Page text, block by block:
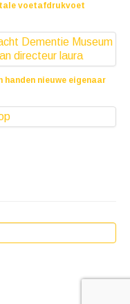
voetafdrukvoet
nieuwe eigenaar